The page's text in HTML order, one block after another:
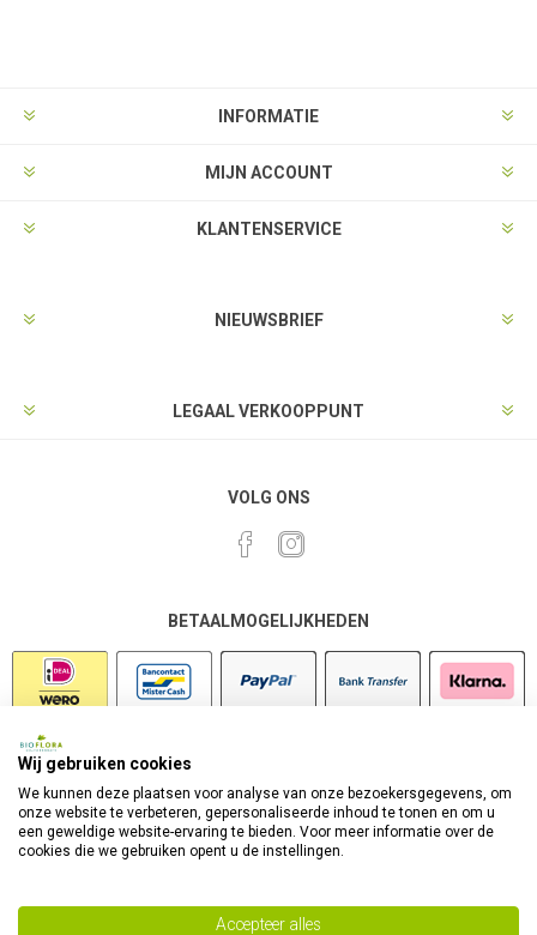
INFORMATIE
MIJN ACCOUNT
KLANTENSERVICE
NIEUWSBRIEF
LEGAAL VERKOOPPUNT
VOLG ONS
BETAALMOGELIJKHEDEN
Wij gebruiken cookies
We kunnen deze plaatsen voor analyse van onze bezoekersgegevens, om
onze website te verbeteren, gepersonaliseerde inhoud te tonen en om u
een geweldige website-ervaring te bieden. Voor meer informatie over de
cookies die we gebruiken opent u de instellingen.
Accepteer alles